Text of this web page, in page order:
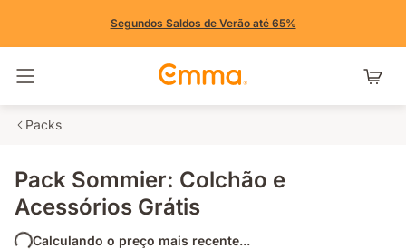
Segundos Saldos de Verão até 65%
Packs
Pack Sommier: Colchão e
Acessórios Grátis
Calculando o preço mais recente...